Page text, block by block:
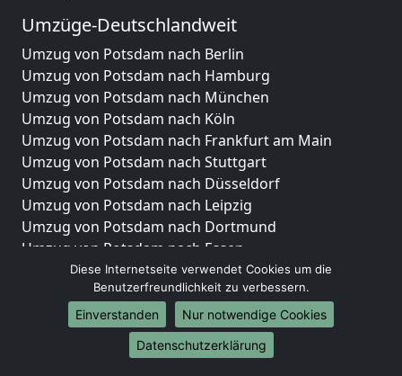
Umzüge-Deutschlandweit
Umzug von Potsdam nach Berlin
Umzug von Potsdam nach Hamburg
Umzug von Potsdam nach München
Umzug von Potsdam nach Köln
Umzug von Potsdam nach Frankfurt am Main
Umzug von Potsdam nach Stuttgart
Umzug von Potsdam nach Düsseldorf
Umzug von Potsdam nach Leipzig
Umzug von Potsdam nach Dortmund
Umzug von Potsdam nach Essen
Umzug von Potsdam nach Bremen
Umzug von Potsdam nach Dresden
Umzug von Potsdam nach Hannover
Umzug von Potsdam nach Nürnberg
Umzug von Potsdam nach Duisburg
Diese Internetseite verwendet Cookies um die
Benutzerfreundlichkeit zu verbessern.
Einverstanden
Nur notwendige Cookies
Datenschutzerklärung